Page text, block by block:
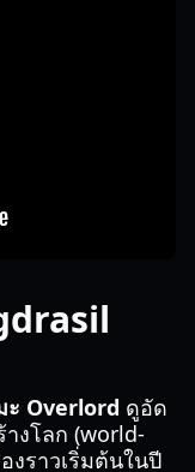
ะ Overlord ดูอัด
งโลก (world-
งราวเริ่มต้นในปี